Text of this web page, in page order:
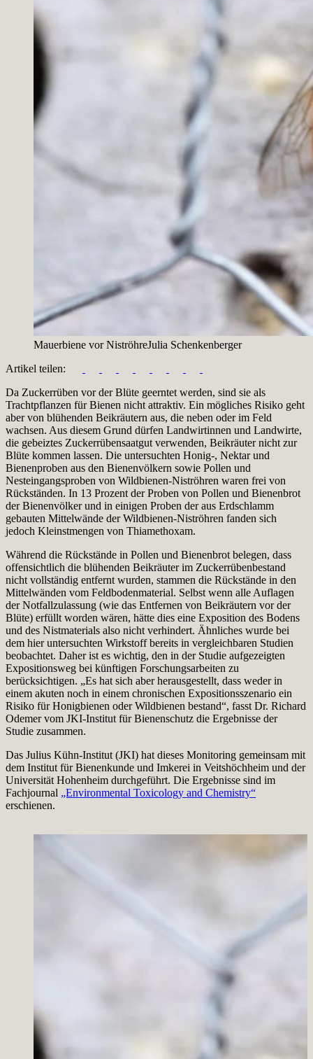
Mauerbiene vor NiströhreJulia Schenkenberger
Artikel teilen:
Da Zuckerrüben vor der Blüte geerntet werden, sind sie als
Trachtpflanzen für Bienen nicht attraktiv. Ein mögliches Risiko geht
aber von blühenden Beikräutern aus, die neben oder im Feld
wachsen. Aus diesem Grund dürfen Landwirtinnen und Landwirte,
die gebeiztes Zuckerrübensaatgut verwenden, Beikräuter nicht zur
Blüte kommen lassen. Die untersuchten Honig-, Nektar und
Bienenproben aus den Bienenvölkern sowie Pollen und
Nesteingangsproben von Wildbienen-Niströhren waren frei von
Rückständen. In 13 Prozent der Proben von Pollen und Bienenbrot
der Bienenvölker und in einigen Proben der aus Erdschlamm
gebauten Mittelwände der Wildbienen-Niströhren fanden sich
jedoch Kleinstmengen von Thiamethoxam.
Während die Rückstände in Pollen und Bienenbrot belegen, dass
offensichtlich die blühenden Beikräuter im Zuckerrübenbestand
nicht vollständig entfernt wurden, stammen die Rückstände in den
Mittelwänden vom Feldbodenmaterial. Selbst wenn alle Auflagen
der Notfallzulassung (wie das Entfernen von Beikräutern vor der
Blüte) erfüllt worden wären, hätte dies eine Exposition des Bodens
und des Nistmaterials also nicht verhindert. Ähnliches wurde bei
dem hier untersuchten Wirkstoff bereits in vergleichbaren Studien
beobachtet. Daher ist es wichtig, den in der Studie aufgezeigten
Expositionsweg bei künftigen Forschungsarbeiten zu
berücksichtigen. „Es hat sich aber herausgestellt, dass weder in
einem akuten noch in einem chronischen Expositionsszenario ein
Risiko für Honigbienen oder Wildbienen bestand“, fasst Dr. Richard
Odemer vom JKI-Institut für Bienenschutz die Ergebnisse der
Studie zusammen.
Das Julius Kühn-Institut (JKI) hat dieses Monitoring gemeinsam mit
dem Institut für Bienenkunde und Imkerei in Veitshöchheim und der
Universität Hohenheim durchgeführt. Die Ergebnisse sind im
Fachjournal „Environmental Toxicology and Chemistry“
erschienen.